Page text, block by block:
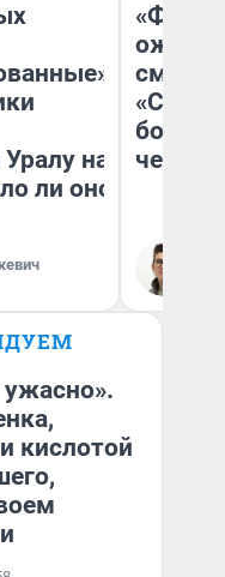
на
ли оно
кислотой